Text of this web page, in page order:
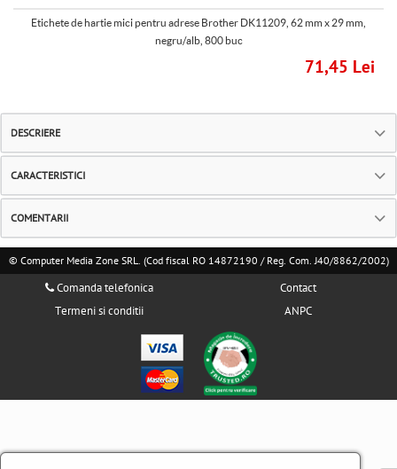
Etichete de hartie mici pentru adrese Brother DK11209, 62 mm x 29 mm,
negru/alb, 800 buc
71,45 Lei
DESCRIERE
CARACTERISTICI
COMENTARII
© Computer Media Zone SRL. (Cod fiscal RO 14872190 / Reg. Com. J40/8862/2002)
Comanda telefonica
Termeni si conditii
Contact
ANPC